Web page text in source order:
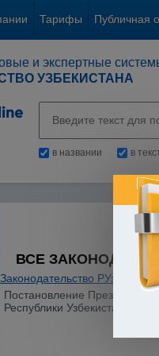
Тарифы Публичная
и экспертные
УЗБЕКИСТАНА
в названии в
ВСЕ
Законодательство РУз
Постановление Президента
Республики Узбекистан от